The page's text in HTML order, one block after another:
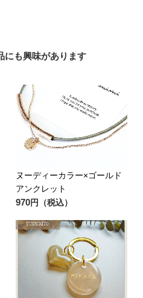
にも興味があります
ヌーディーカラー×ゴールド
アンクレット
970円（税込）